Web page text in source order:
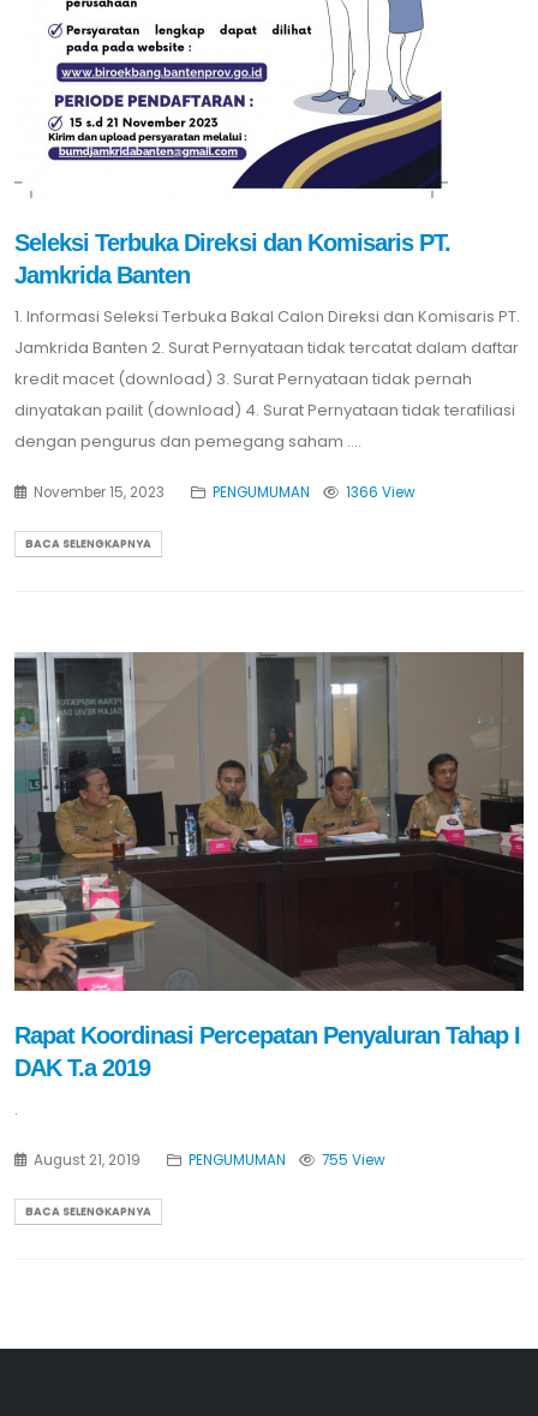
Seleksi Terbuka Direksi dan Komisaris PT.
Jamkrida Banten
1. Informasi Seleksi Terbuka Bakal Calon Direksi dan Komisaris PT.
Jamkrida Banten 2. Surat Pernyataan tidak tercatat dalam daftar
kredit macet (download) 3. Surat Pernyataan tidak pernah
dinyatakan pailit (download) 4. Surat Pernyataan tidak terafiliasi
dengan pengurus dan pemegang saham ....
November 15, 2023 PENGUMUMAN 1366 View
BACA SELENGKAPNYA
Rapat Koordinasi Percepatan Penyaluran Tahap I
DAK T.a 2019
.
August 21, 2019 PENGUMUMAN 755 View
BACA SELENGKAPNYA